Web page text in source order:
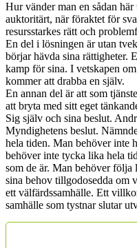
Hur vänder man en sådan
auktoritärt, när föraktet för
resursstarkes rätt och
En del i lösningen är utan
börjar hävda sina rättigheter.
kamp för sina. I vetskapen
kommer att drabba en själv.
En annan del är att som
att bryta med sitt eget
Sig själv och sina beslut.
Myndighetens beslut.
hela tiden. Man behöver inte
behöver inte tycka lika hela
som de är. Man behöver
sina behov tillgodosedda om
ett välfärdssamhälle. Ett
samhälle som tystnar slutar